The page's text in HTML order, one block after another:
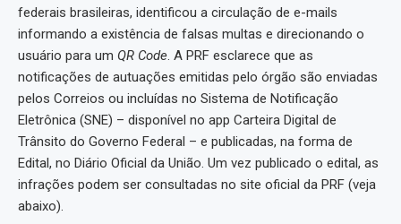
federais brasileiras, identificou a circulação de e-mails
informando a existência de falsas multas e direcionando o
usuário para um QR Code. A PRF esclarece que as
notificações de autuações emitidas pelo órgão são enviadas
pelos Correios ou incluídas no Sistema de Notificação
Eletrônica (SNE) – disponível no app Carteira Digital de
Trânsito do Governo Federal – e publicadas, na forma de
Edital, no Diário Oficial da União. Um vez publicado o edital, as
infrações podem ser consultadas no site oficial da PRF (veja
abaixo).